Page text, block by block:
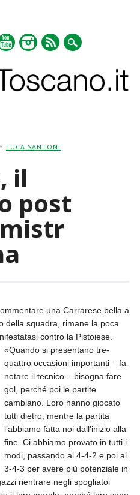
LUCA SANTONI
il
post
una Carrarese bella a
della squadra, rimane la poca
contro la Pistoiese.
«Quando si presentano tre-
quattro occasioni importanti – fa
notare il tecnico – bisogna fare
gol, perché poi le partite
cambiano. Loro hanno giocato
tutti dietro, mentre la partita
l’abbiamo fatta noi dall’inizio alla
fine. Ci abbiamo provato in tutti i
modi, passando al 4-4-2 e poi al
3-4-3 per avere più potenziale in
rientrare negli spogliatoi